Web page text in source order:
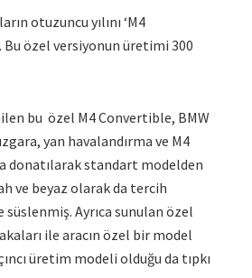
otuzuncu yılını ‘M4
özel versiyonun üretimi 300
bu özel M4 Convertible, BMW
yan havalandırma ve M4
donatılarak standart modelden
ve beyaz olarak da tercih
Ayrıca sunulan özel
ile aracın özel bir model
üretim modeli olduğu da tıpkı